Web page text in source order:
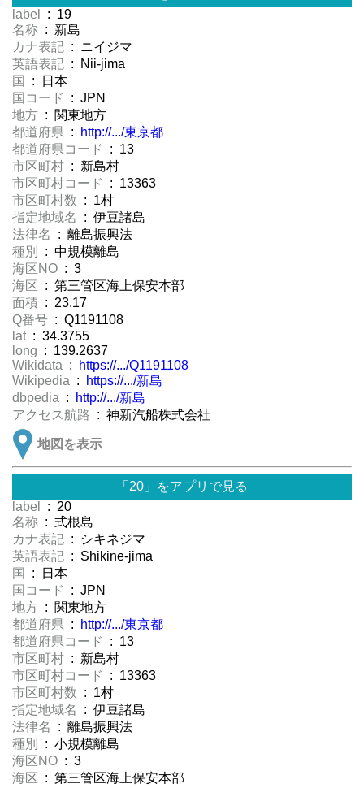
label
: 19
名称 : 新島
カナ表記 : ニイジマ
英語表記 : Nii-jima
国
: 日本
国コード
: JPN
地方 : 関東地方
都道府県 :
http://.../東京都
都道府県コード
: 13
市区町村 : 新島村
市区町村コード
: 13363
市区町村数 : 1村
指定地域名
: 伊豆諸島
法律名
: 離島振興法
種別
: 中規模離島
海区NO : 3
海区 : 第三管区海上保安本部
面積 : 23.17
Q番号 : Q1191108
lat : 34.3755
long : 139.2637
Wikidata :
https://.../Q1191108
Wikipedia :
https://.../新島
dbpedia :
http://.../新島
アクセス航路 : 神新汽船株式会社
地図を表示
「20」をアプリで見る
label
: 20
名称 : 式根島
カナ表記 : シキネジマ
英語表記 : Shikine-jima
国
: 日本
国コード
: JPN
地方 : 関東地方
都道府県 :
http://.../東京都
都道府県コード
: 13
市区町村 : 新島村
市区町村コード
: 13363
市区町村数 : 1村
指定地域名
: 伊豆諸島
法律名
: 離島振興法
種別
: 小規模離島
海区NO : 3
海区 : 第三管区海上保安本部